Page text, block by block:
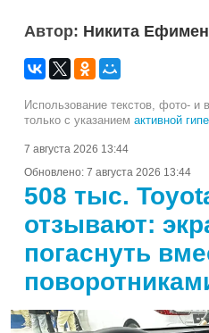
Автор: Никита
Использование текстов, фото- и
только с указанием активной
7 августа 2026 13:44
Обновлено: 7 августа 2026 13:44
508 тыс.
отзывают:
погаснуть